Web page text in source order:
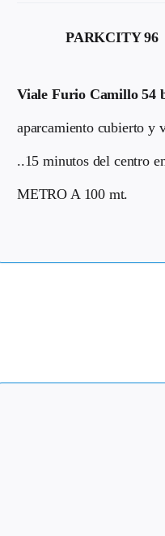
PARKCITY 96
Viale Furio Camillo 54
aparcamiento cubierto y
..15 minutos del centro
METRO A 100 mt.